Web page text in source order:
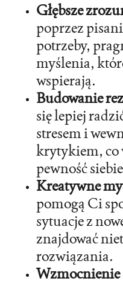
Głębsze
poprzez
potrzeby,
myślenia,
wspierają.
Budowanie
się lepiej
stresem i
krytykiem, co
pewność
Kreatywne
pomogą Ci
sytuacje z
znajdować
rozwiązania.